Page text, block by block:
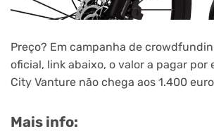
Preço? Em campanha de
oficial, link abaixo, o valor a pagar por
City Vanture não chega aos 1.400
Mais info: